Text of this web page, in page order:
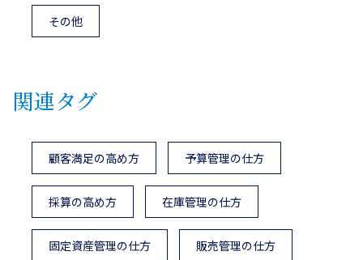
その他
関連タグ
顧客満足の高め方 予算管理の仕方
採算の高め方 在庫管理の仕方
固定資産管理の仕方 販売管理の仕方